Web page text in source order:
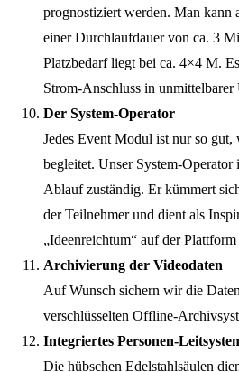
prognostiziert werden. Man kann
einer Durchlaufdauer von ca. 3
Platzbedarf liegt bei ca. 4×4 M.
Strom-Anschluss in
Der System-Operator
Jedes Event Modul ist nur so gut,
begleitet. Unser System-Operator
Ablauf zuständig. Er kümmert
der Teilnehmer und dient als
„Ideenreichtum“ auf der
Archivierung der Videodaten
Auf Wunsch sichern wir die
verschlüsselten Offline-
Integriertes Personen-
Die hübschen Edelstahlsäulen